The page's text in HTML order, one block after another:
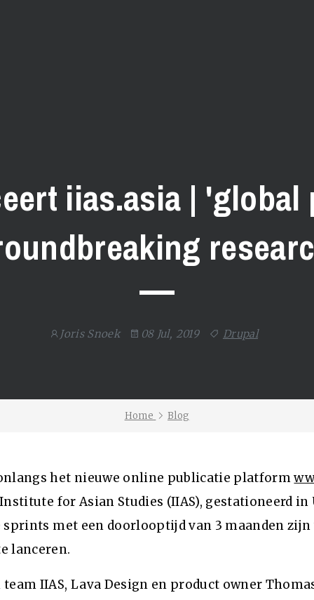
iias.asia |
Joris Snoek 08 Jul, 2019 Drupal
Home Blog
het nieuwe online publicatie platform
for Asian Studies (IIAS), gestationeerd
sprints met een doorlooptijd van 3 maanden
lanceren.
IIAS, Lava Design en product owner